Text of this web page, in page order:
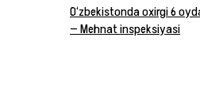
O‘zbekistonda oxirgi 6
— Mehnat inspeksiyasi